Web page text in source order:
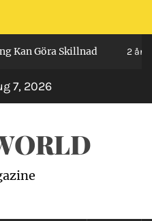
Göra Skillnad 2 år sedan
7, 2026